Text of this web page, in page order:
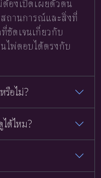
ต้องเปิดเผยตัวตน
ถานการณ์และสิ่งที่
ชัดเจนเกี่ยวกับ
ไพ่ตอบได้ตรงกับ
รือไม่?
ด้ไหม?